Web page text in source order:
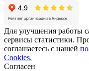
Для улучшения работы
сервисы статистики.
соглашаетесь с нашей
Cookies.
Согласен